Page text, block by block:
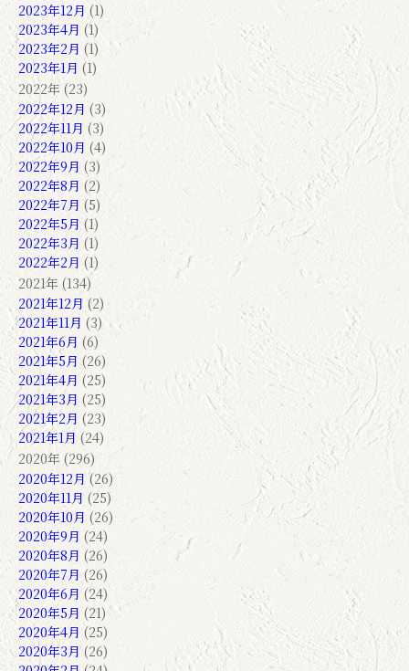
2023年12月 (1)
2023年4月 (1)
2023年2月 (1)
2023年1月 (1)
2022年 (23)
2022年12月 (3)
2022年11月 (3)
2022年10月 (4)
2022年9月 (3)
2022年8月 (2)
2022年7月 (5)
2022年5月 (1)
2022年3月 (1)
2022年2月 (1)
2021年 (134)
2021年12月 (2)
2021年11月 (3)
2021年6月 (6)
2021年5月 (26)
2021年4月 (25)
2021年3月 (25)
2021年2月 (23)
2021年1月 (24)
2020年 (296)
2020年12月 (26)
2020年11月 (25)
2020年10月 (26)
2020年9月 (24)
2020年8月 (26)
2020年7月 (26)
2020年6月 (24)
2020年5月 (21)
2020年4月 (25)
2020年3月(26)